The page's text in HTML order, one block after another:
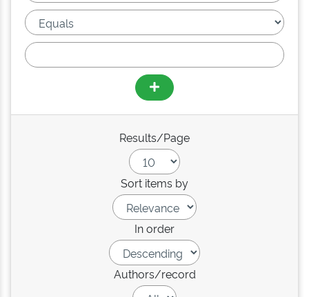
Results/Page
Sort items by
In order
Authors/record